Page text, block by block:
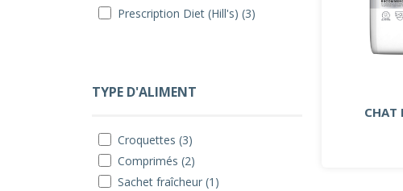
Prescription Diet (Hill's) (3)
TYPE D'ALIMENT
Croquettes (3)
Comprimés (2)
Sachet fraîcheur (1)
CHAT